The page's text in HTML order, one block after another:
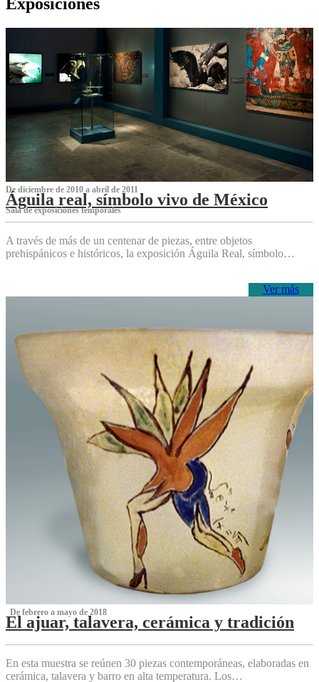
De diciembre de 2010 a abril de 2011
Águila real, símbolo vivo de México
Sala de exposiciones temporales
A través de más de un centenar de piezas, entre objetos
prehispánicos e históricos, la exposición Águila Real, símbolo…
Ver más
‌ De febrero a mayo de 2018
El ajuar, talavera, cerámica y tradición
‌
En esta muestra se reúnen 30 piezas contemporáneas, elaboradas en
cerámica, talavera y barro en alta temperatura. Los…